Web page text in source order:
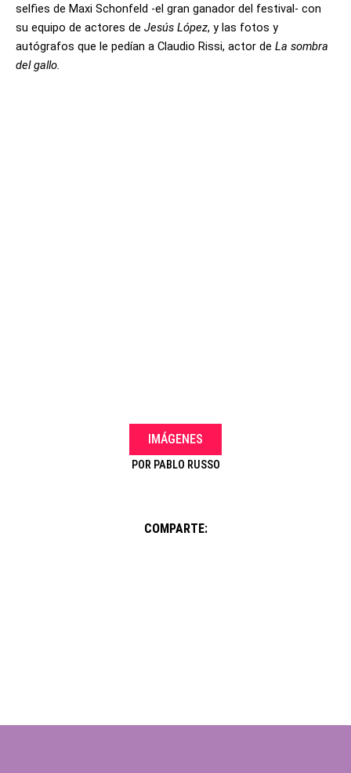
selfies de Maxi Schonfeld -el gran ganador del festival- con
su equipo de actores de Jesús López, y las fotos y
autógrafos que le pedían a Claudio Rissi, actor de La sombra
del gallo.
IMÁGENES
POR PABLO RUSSO
COMPARTE: